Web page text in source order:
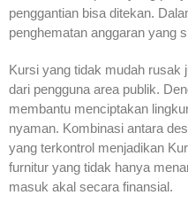
penggantian bisa ditekan.
penghematan anggaran yang
Kursi yang tidak mudah rusak
dari pengguna area publik.
membantu menciptakan
nyaman. Kombinasi antara
yang terkontrol menjadikan
furnitur yang tidak hanya
masuk akal secara finansial.